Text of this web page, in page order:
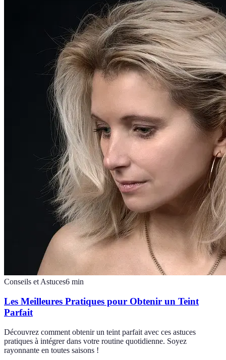
Conseils et Astuces6 min
Les Meilleures Pratiques pour Obtenir un Teint
Parfait
Découvrez comment obtenir un teint parfait avec ces astuces
pratiques à intégrer dans votre routine quotidienne. Soyez
rayonnante en toutes saisons !